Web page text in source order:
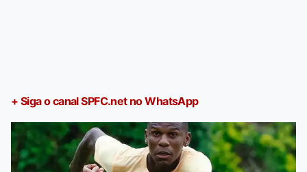
+ Siga o canal SPFC.net no WhatsApp